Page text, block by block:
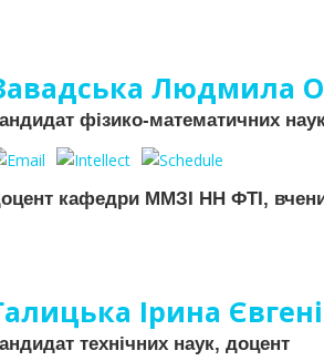
Людмила
фізико-математичних
кафедри ММЗІ НН ФТІ,
Ірина
технічних наук, доцент